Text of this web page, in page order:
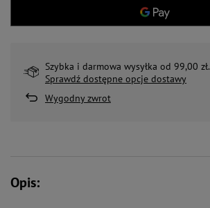
Szybka i darmowa wysyłka od 99,00 zł.
Sprawdź dostępne opcje dostawy
Wygodny zwrot
Opis: